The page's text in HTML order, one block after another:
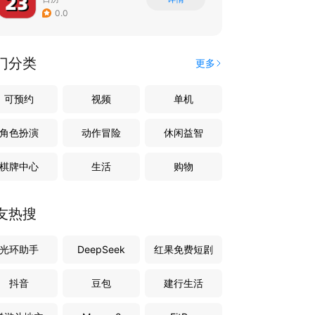
0.0
分类 更多
可预约 视频 单机
角色扮演 动作冒险 休闲益智
棋牌中心 生活 购物
热搜
光环助手 DeepSeek 红果免费短剧
抖音 豆包 建行生活